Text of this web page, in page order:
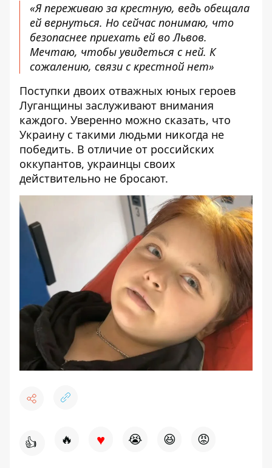
«Я переживаю за крестную, ведь обещала
ей вернуться. Но сейчас понимаю, что
безопаснее приехать ей во Львов.
Мечтаю, чтобы увидеться с ней. К
сожалению, связи с крестной нет»
Поступки двоих отважных юных героев
Луганщины заслуживают внимания
каждого. Уверенно можно сказать, что
Украину с такими людьми никогда не
победить. В отличие от российских
оккупантов, украинцы своих
действительно не бросают.
👍 🔥 ♥ 😭 😆 😡